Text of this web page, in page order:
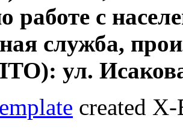
работе с
служба,
ул.
created